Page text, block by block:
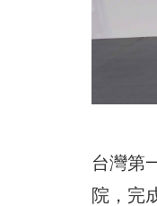
台灣第
院，完